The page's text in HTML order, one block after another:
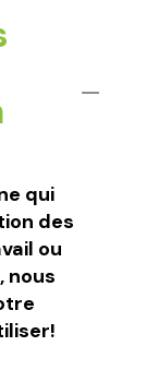
qui
des
ou
nous